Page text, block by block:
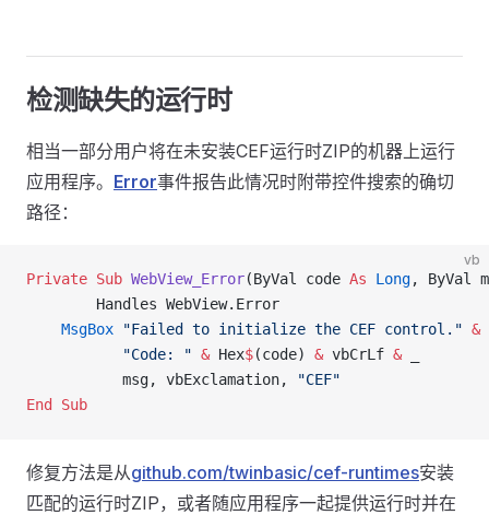
检测缺失的运行时
相当一部分用户将在未安装CEF运行时ZIP的机器上运行
应用程序。 Error事件报告此情况时附带控件搜索的确切
路径：
vb
Private Sub WebView_Error(ByVal code As Long, ByVal
        Handles WebView.Error
    MsgBox
"Failed to initialize the CEF control." &
           "Code: "
& Hex$(code) & vbCrLf & _
           msg, vbExclamation,
"CEF"
End Sub
修复方法是从github.com/twinbasic/cef-runtimes安装
匹配的运行时ZIP，或者随应用程序一起提供运行时并在